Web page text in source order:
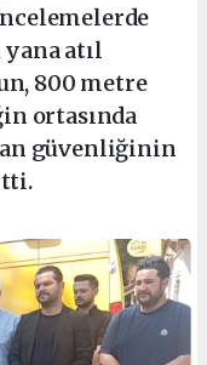
yana atıl
800 metre
ortasında
güvenliğinin